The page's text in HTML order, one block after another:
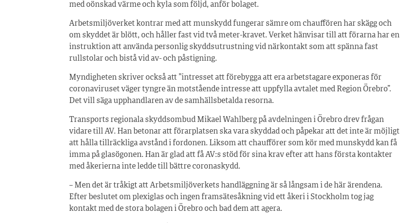
med oönskad värme och kyla som följd, anför bolaget.
Arbetsmiljöverket kontrar med att munskydd fungerar sämre om chauffören har skägg och
om skyddet är blött, och håller fast vid två meter-kravet. Verket hänvisar till att förarna har en
instruktion att använda personlig skyddsutrustning vid närkontakt som att spänna fast
rullstolar och bistå vid av- och påstigning.
Myndigheten skriver också att ”intresset att förebygga att era arbetstagare exponeras för
coronaviruset väger tyngre än motstående intresse att uppfylla avtalet med Region Örebro”.
Det vill säga upphandlaren av de samhällsbetalda resorna.
Transports regionala skyddsombud Mikael Wahlberg på avdelningen i Örebro drev frågan
vidare till AV. Han betonar att förarplatsen ska vara skyddad och påpekar att det inte är möjligt
att hålla tillräckliga avstånd i fordonen. Liksom att chaufförer som kör med munskydd kan få
imma på glasögonen. Han är glad att få AV:s stöd för sina krav efter att hans första kontakter
med åkerierna inte ledde till bättre coronaskydd.
– Men det är tråkigt att Arbetsmiljöverkets handläggning är så långsam i de här ärendena.
Efter beslutet om plexiglas och ingen framsätesåkning vid ett åkeri i Stockholm tog jag
kontakt med de stora bolagen i Örebro och bad dem att agera.